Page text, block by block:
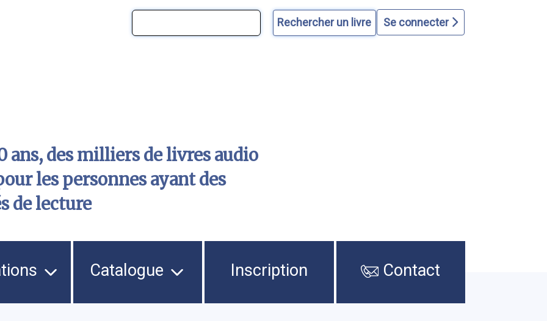
Se connecter
ans, des milliers de livres audio
les personnes ayant des
de lecture
Catalogue Inscription Contact